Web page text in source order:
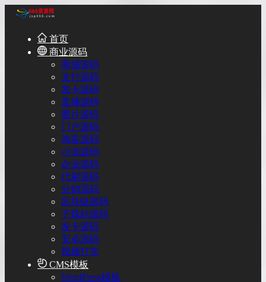
首页
商业源码
商城源码
支付源码
发卡源码
直播源码
图片源码
门户源码
淘客源码
小说源码
企业源码
代刷源码
分销源码
区块链源码
下载站源码
发卡源码
安卓源码
视频打赏
CMS模板
WordPress模板